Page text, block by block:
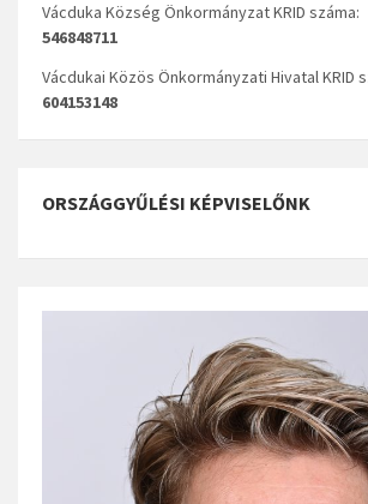
Vácduka Község Önkormányzat KRID száma:
546848711
Vácdukai Közös Önkormányzati Hivatal KRID
604153148
ORSZÁGGYŰLÉSI KÉPVISELŐNK